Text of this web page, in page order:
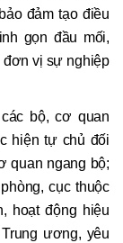
đảm tạo điều
gọn đầu mối,
đơn vị sự nghiệp
bộ, cơ quan
hiện tự chủ đối
quan ngang bộ;
cục thuộc
hoạt động hiệu
ương, yêu